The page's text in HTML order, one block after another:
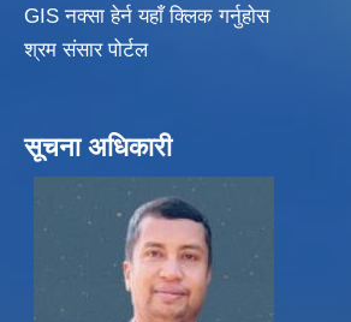
GIS नक्सा हेर्न यहाँ क्लिक गर्नुहाेस
श्रम संसार पोर्टल
सूचना अधिकारी